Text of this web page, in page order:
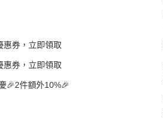
惠券，立即領取
惠券，立即領取
🎉2件額外10%🎉